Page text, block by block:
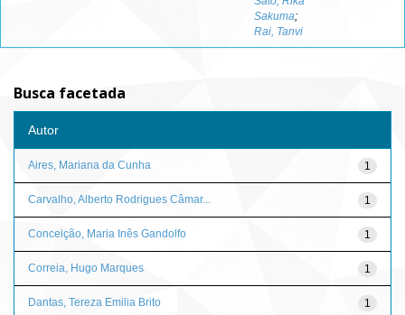
Sakuma;
Rai, Tanvi
Busca facetada
Autor
1
Aires, Mariana da Cunha
1
Carvalho, Alberto Rodrigues Câmar...
1
Conceição, Maria Inês Gandolfo
1
Correia, Hugo Marques
1
Dantas, Tereza Emilia Brito